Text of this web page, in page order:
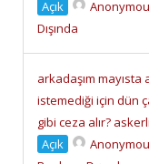
Açık
Dışında
arkadaşım
istemediği için dün
gibi ceza alır?
Açık